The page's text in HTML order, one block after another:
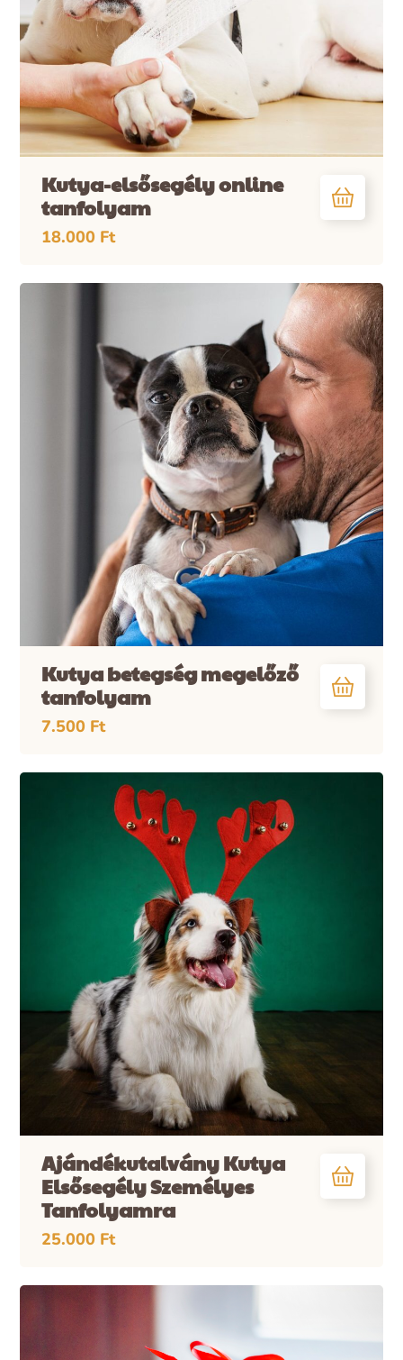
Kutya-elsősegély online
tanfolyam
18.000 Ft
Kutya betegség megelőző
tanfolyam
7.500 Ft
Ajándékutalvány Kutya
Elsősegély Személyes
Tanfolyamra
25.000 Ft